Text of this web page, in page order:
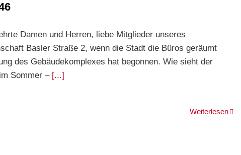
Damen und Herren, liebe Mitglieder unseres
Basler Straße 2, wenn die Stadt die Büros geräumt
des Gebäudekomplexes hat begonnen. Wie sieht der
Sommer – [...]
Weiterlesen